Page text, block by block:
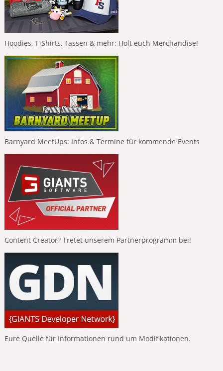
Hoodies, T-Shirts, Tassen & mehr: Holt euch Merchandise!
Barnyard MeetUps: Infos & Termine für kommende Events
Content Creator? Tretet unserem Partnerprogramm bei!
Eure Quelle für Informationen rund um Modifikationen.